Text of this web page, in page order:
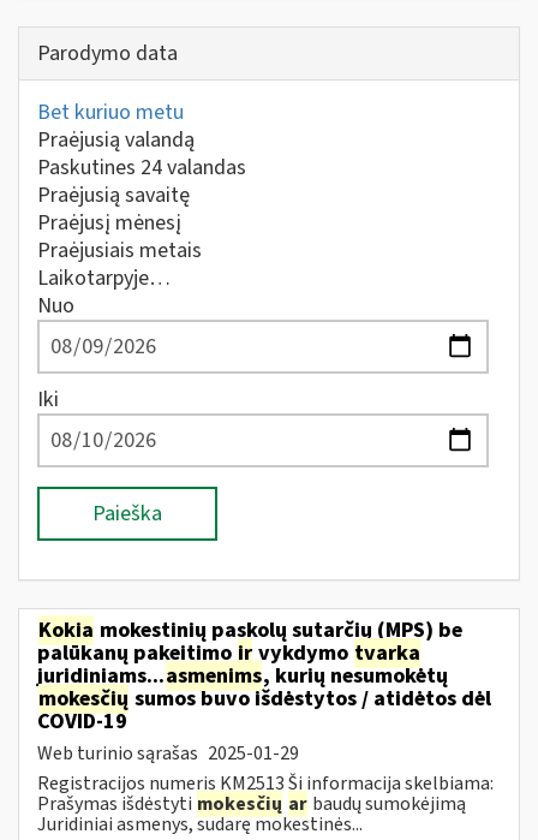
Parodymo data
Bet kuriuo metu
Praėjusią valandą
Paskutines 24 valandas
Praėjusią savaitę
Praėjusį mėnesį
Praėjusiais metais
Laikotarpyje…
Nuo
Iki
Paieška
Kokia mokestinių paskolų sutarčių (MPS) be
palūkanų pakeitimo ir vykdymo tvarka
juridiniams...asmenims, kurių nesumokėtų
mokesčių sumos buvo išdėstytos / atidėtos dėl
COVID-19
Web turinio sąrašas 2025-01-29
Registracijos numeris KM2513 Ši informacija skelbiama:
Prašymas išdėstyti mokesčių ar baudų sumokėjimą
Juridiniai asmenys, sudarę mokestinės...